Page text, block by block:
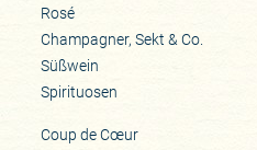
Rosé
Champagner, Sekt & Co.
Süßwein
Spirituosen
Coup de Cœur